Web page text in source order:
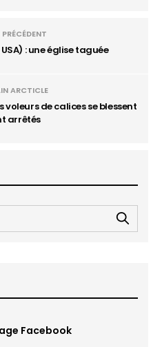
: une église taguée
ARCTICLE
voleurs de calices se blessent
arrêtés
Facebook